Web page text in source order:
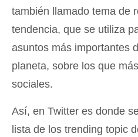
también llamado tema de
tendencia, que se utiliza
asuntos más importantes
planeta, sobre los que
sociales.
Así, en Twitter es donde
lista de los trending topic